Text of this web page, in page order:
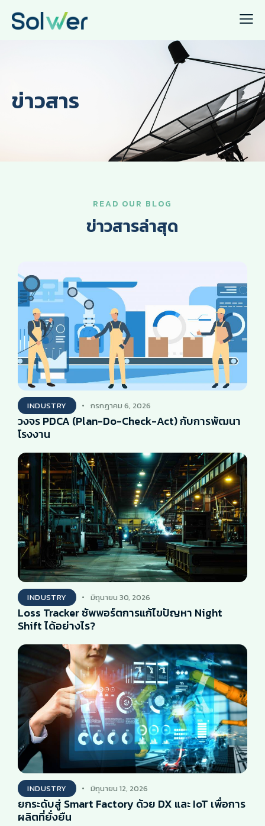
ข่าวสาร
READ OUR BLOG
ข่าวสารล่าสุด
INDUSTRY กรกฎาคม 6, 2026
วงจร PDCA (Plan-Do-Check-Act) กับการพัฒนา
โรงงาน
INDUSTRY มิถุนายน 30, 2026
Loss Tracker ซัพพอร์ตการแก้ไขปัญหา Night
Shift ได้อย่างไร?
INDUSTRY มิถุนายน 12, 2026
ยกระดับสู่ Smart Factory ด้วย DX และ IoT เพื่อการ
ผลิตที่ยั่งยืน